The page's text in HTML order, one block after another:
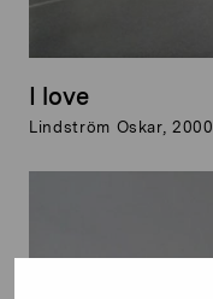
I love
Lindström Oskar, 2000